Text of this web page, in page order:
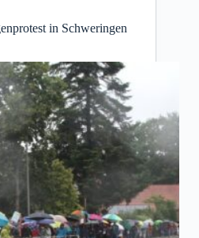
in Schweringen